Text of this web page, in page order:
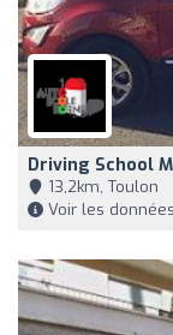
Driving School
13,2km, Toulon
Voir les